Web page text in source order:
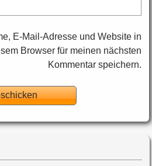
E-Mail-Adresse und Website in
Browser für meinen nächsten
Kommentar speichern.